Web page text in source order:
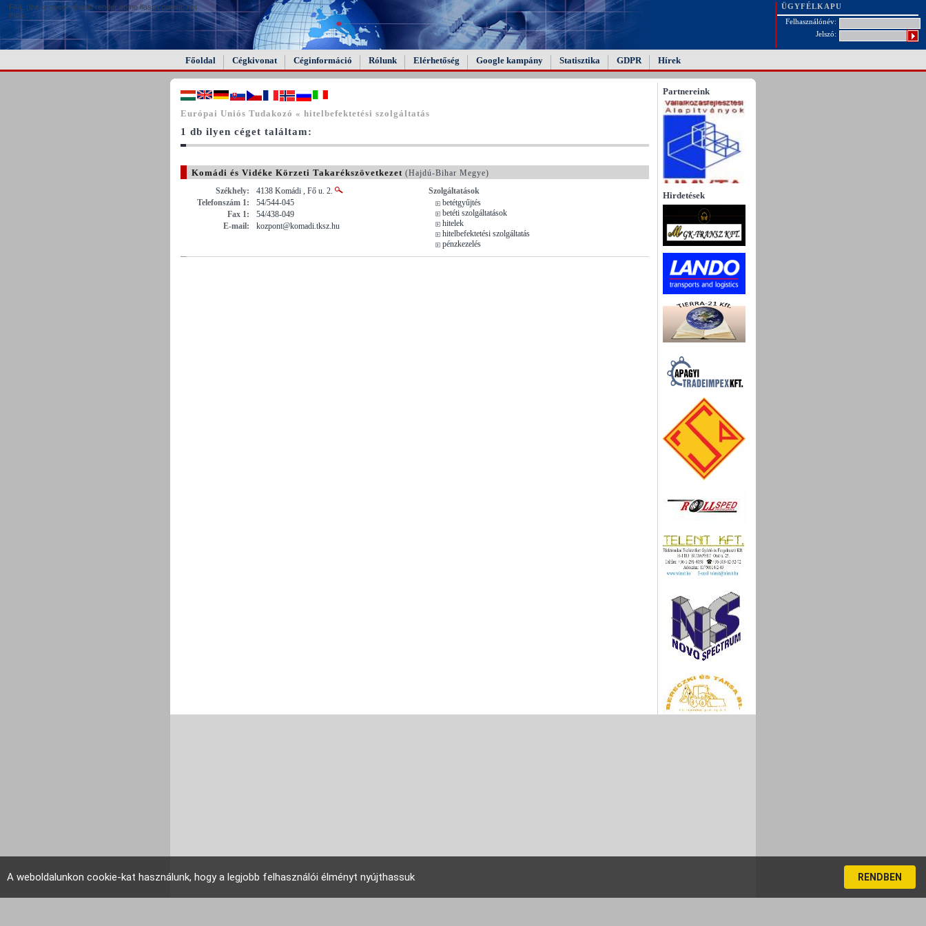
FAIL (the browser should render some flash content, not
this).
ÜGYFÉLKAPU
Felhasználónév:
Jelszó:
Főoldal Cégkivonat Céginformáció Rólunk Elérhetőség Google kampány Statisztika GDPR Hírek
Európai Uniós Tudakozó « hitelbefektetési szolgáltatás
1 db ilyen céget találtam:
Komádi és Vidéke Körzeti Takarékszövetkezet (Hajdú-Bihar Megye)
Székhely:
4138 Komádi , Fő u. 2.
Telefonszám 1:
54/544-045
Fax 1:
54/438-049
E-mail:
kozpont@komadi.tksz.hu
Szolgáltatások
betétgyűjtés
betéti szolgáltatások
hitelek
hitelbefektetési szolgáltatás
pénzkezelés
Partnereink
Hirdetések
A weboldalunkon cookie-kat használunk, hogy a legjobb felhasználói élményt nyújthassuk RENDBEN